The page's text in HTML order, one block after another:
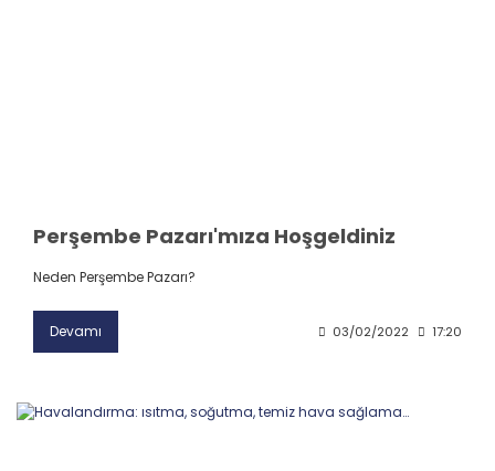
Perşembe Pazarı'mıza Hoşgeldiniz
Neden Perşembe Pazarı?
Devamı 03/02/2022 17:20